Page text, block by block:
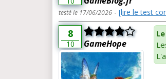
testé le 17/06/2026 - [lire le test
8
10 GameHope